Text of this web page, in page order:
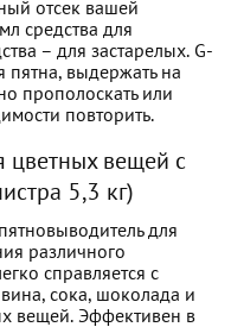
отсек вашей
средства для
– для застарелых. G-
пятна, выдержать на
прополоскать или
повторить.
цветных вещей с
5,3 кг)
для
различного
справляется с
сока, шоколада и
вещей. Эффективен в